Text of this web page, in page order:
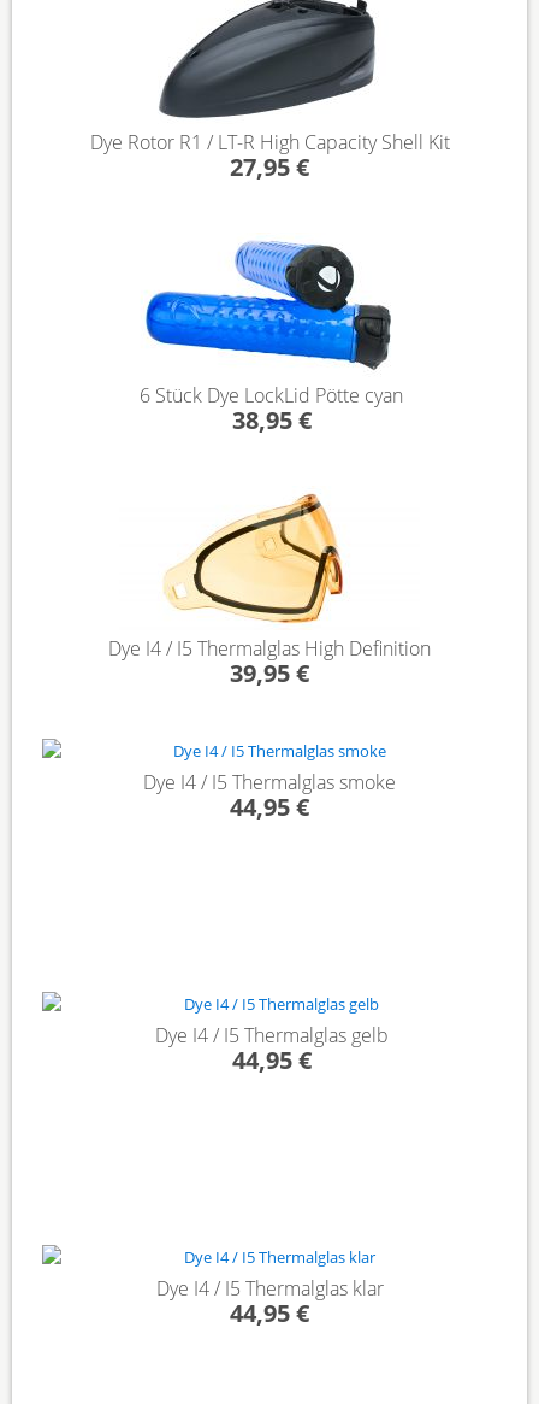
Dye Rotor R1 / LT-R High Capacity Shell Kit
27,95 €
6 Stück Dye LockLid Pötte cyan
38,95 €
Dye I4 / I5 Thermalglas High Definition
39,95 €
Dye I4 / I5 Thermalglas smoke
44,95 €
Dye I4 / I5 Thermalglas gelb
44,95 €
Dye I4 / I5 Thermalglas klar
44,95 €